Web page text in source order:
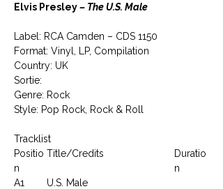
Elvis Presley‎– The U.S. Male
Label: RCA Camden ‎– CDS 1150
Format: Vinyl, LP, Compilation
Country: UK
Sortie:
Genre: Rock
Style: Pop Rock, Rock & Roll
Tracklist
Positio
n
Title/Credits
Duratio
n
A1
U.S. Male